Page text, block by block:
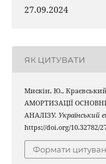
27.09.2024
ЯК ЦИТУВАТИ
Мискін, Ю.,
АМОРТИЗАЦІЇ
АНАЛІЗУ. Український
https://doi.org/10.32782/
Формати